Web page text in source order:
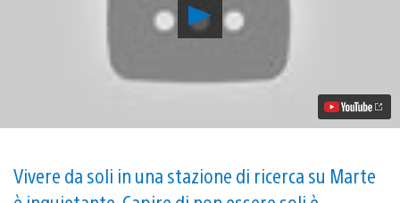
Riproduci
video
Perché
farà
Vivere da soli in una stazione di ricerca su Marte